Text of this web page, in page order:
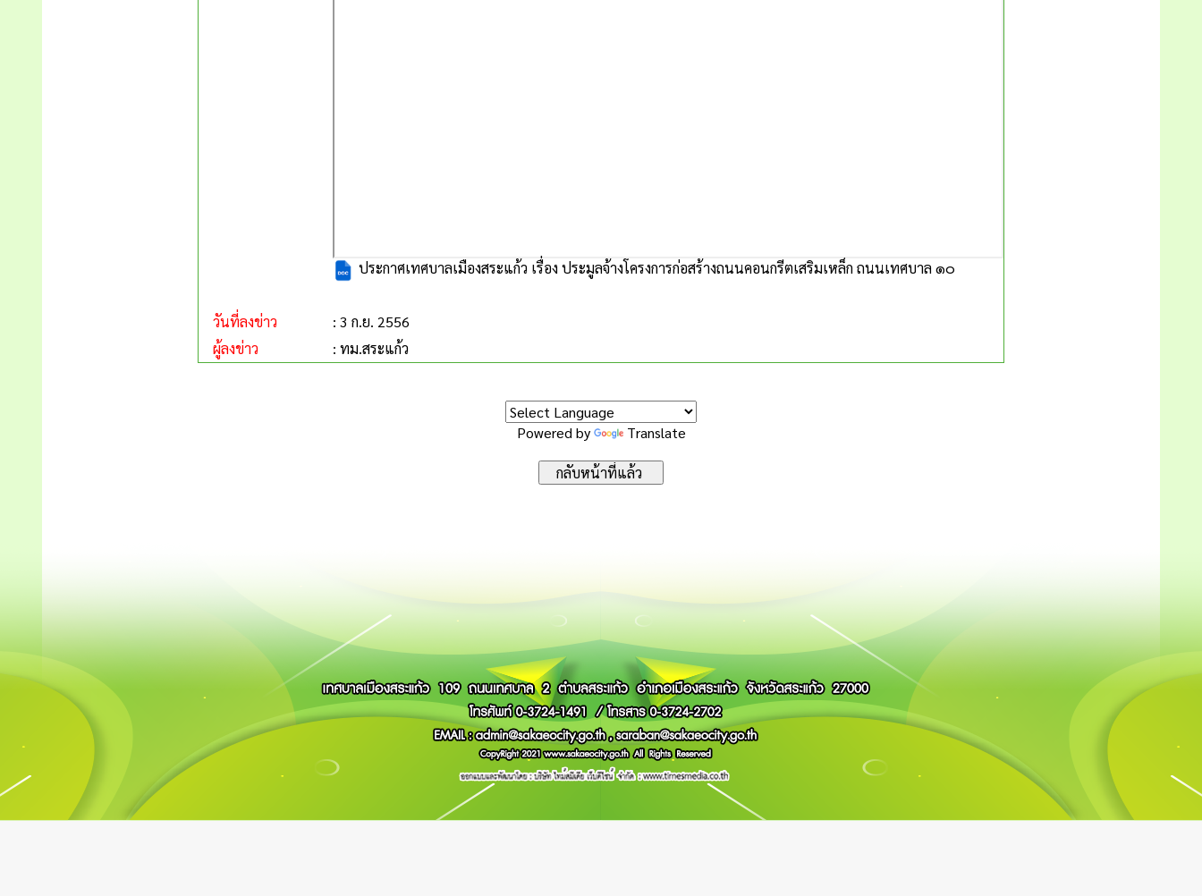
ประกาศเทศบาลเมืองสระแก้ว เรื่อง ประมูลจ้างโครงการก่อสร้างถนนคอนกรีตเสริมเหล็ก ถนนเทศบาล ๑๐
วันที่ลงข่าว
: 3 ก.ย. 2556
ผู้ลงข่าว
: ทม.สระแก้ว
Powered by Translate